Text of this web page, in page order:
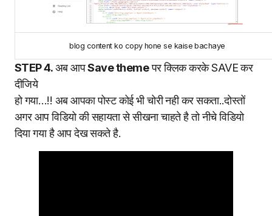
blog content ko copy hone se kaise bachaye
STEP 4.अब आपSave themeपर क्लिक करके SAVE कर
दीजिये
हो गया…!! अब आपका पोस्ट कोई भी चोरी नही कर सकता..दोस्तों
अगर आप विडियो की सहायता से सीखना चाहते है तो नीचे विडियो
दिया गया है आप देख सकते है.